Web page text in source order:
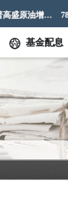
標普高盛原油增強超額回報指數 783.97
基金配息